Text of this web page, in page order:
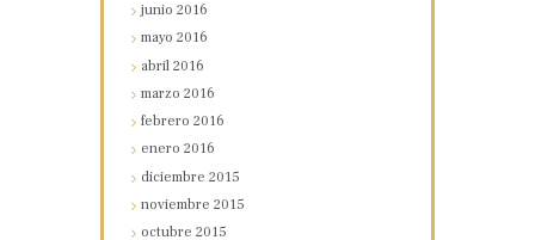
junio2016
mayo2016
abril2016
marzo2016
febrero2016
enero2016
diciembre2015
noviembre2015
octubre2015